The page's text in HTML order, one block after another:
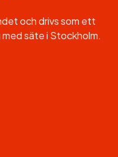
och drivs som ett
säte i Stockholm.